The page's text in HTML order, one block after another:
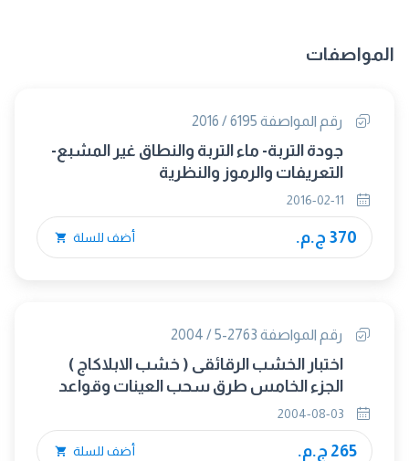
المواصفات
رقم المواصفة 6195 / 2016
جودة التربة- ماء التربة والنطاق غير المشبع-
التعريفات والرموز والنظرية
370 ج.م. أضف للسلة
رقم المواصفة 2763-5 / 2004
اختبار الخشب الرقائقى ( خشب الابلاكاج )
الجزء الخامس طرق سحب العينات وقواعد
القبول والرفض وقياس الأبعاد
265 ج.م. أضف للسلة